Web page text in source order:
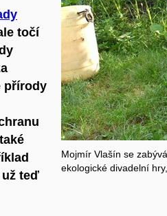
točí
přírody
už teď
Mojmír Vlašín se
ekologické divadelní